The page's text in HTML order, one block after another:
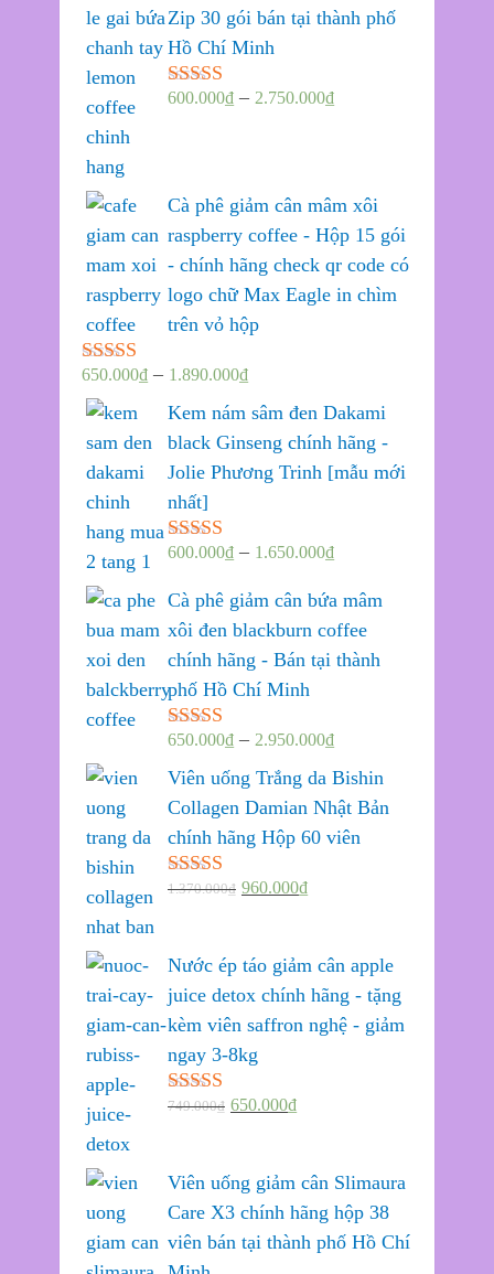
Zip 30 gói bán tại thành phố
Hồ Chí Minh
Được xếp
600.000₫– 2.750.000₫
Cà phê giảm cân mâm xôi
raspberry coffee - Hộp 15 gói
- chính hãng check qr code có
logo chữ Max Eagle in chìm
trên vỏ hộp
Được xếp
hạng
sao
650.000₫– 1.890.000₫
Kem nám sâm đen Dakami
black Ginseng chính hãng -
Jolie Phương Trinh [mẫu mới
nhất]
Được xếp
sao
600.000₫– 1.650.000₫
Cà phê giảm cân bứa mâm
xôi đen blackburn coffee
chính hãng - Bán tại thành
phố Hồ Chí Minh
Được xếp
sao
650.000₫– 2.950.000₫
Viên uống Trắng da Bishin
Collagen Damian Nhật Bản
chính hãng Hộp 60 viên
Được xếp
1.370.000₫ 960.000₫
Nước ép táo giảm cân apple
juice detox chính hãng - tặng
kèm viên saffron nghệ - giảm
ngay 3-8kg
Được xếp
749.000₫ 650.000₫
Viên uống giảm cân Slimaura
Care X3 chính hãng hộp 38
viên bán tại thành phố Hồ Chí